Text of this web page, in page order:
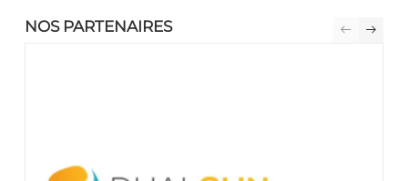
NOS PARTENAIRES